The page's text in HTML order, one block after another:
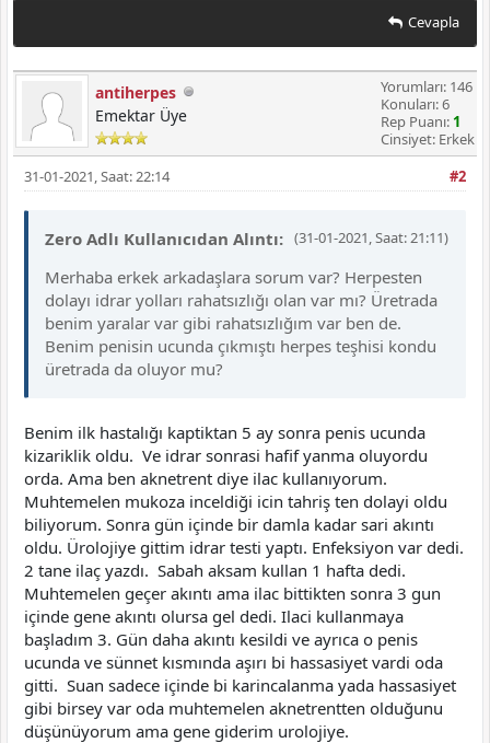
Cevapla
antiherpes
Emektar Üye
Yorumları: 146
Konuları: 6
Rep Puanı: 1
Cinsiyet: Erkek
#2
31-01-2021, Saat: 22:14
(31-01-2021, Saat: 21:11)
Zero Adlı Kullanıcıdan Alıntı:
Merhaba erkek arkadaşlara sorum var? Herpesten
dolayı idrar yolları rahatsızlığı olan var mı? Üretrada
benim yaralar var gibi rahatsızlığım var ben de.
Benim penisin ucunda çıkmıştı herpes teşhisi kondu
üretrada da oluyor mu?
Benim ilk hastalığı kaptiktan 5 ay sonra penis ucunda
kizariklik oldu. Ve idrar sonrasi hafif yanma oluyordu
orda. Ama ben aknetrent diye ilac kullanıyorum.
Muhtemelen mukoza inceldiği icin tahriş ten dolayi oldu
biliyorum. Sonra gün içinde bir damla kadar sari akıntı
oldu. Ürolojiye gittim idrar testi yaptı. Enfeksiyon var dedi.
2 tane ilaç yazdı. Sabah aksam kullan 1 hafta dedi.
Muhtemelen geçer akıntı ama ilac bittikten sonra 3 gun
içinde gene akıntı olursa gel dedi. Ilaci kullanmaya
başladım 3. Gün daha akıntı kesildi ve ayrıca o penis
ucunda ve sünnet kısmında aşırı bi hassasiyet vardi oda
gitti. Suan sadece içinde bi karincalanma yada hassasiyet
gibi birsey var oda muhtemelen aknetrentten olduğunu
düşünüyorum ama gene giderim urolojiye.